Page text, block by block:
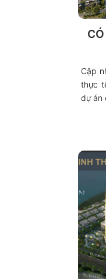
Cập
thực
dự án